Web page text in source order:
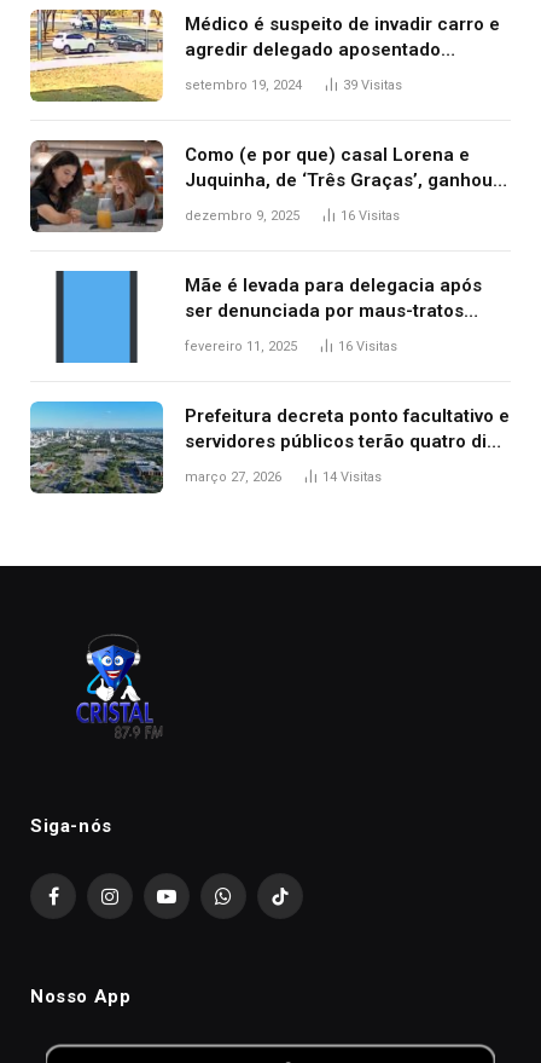
Médico é suspeito de invadir carro e
agredir delegado aposentado
durante confusão no trânsito
setembro 19, 2024 39 Visitas
Como (e por que) casal Lorena e
Juquinha, de ‘Três Graças’, ganhou
repercussão internacional
dezembro 9, 2025 16 Visitas
Mãe é levada para delegacia após
ser denunciada por maus-tratos
contra dois filhos, diz polícia
fevereiro 11, 2025 16 Visitas
Prefeitura decreta ponto facultativo e
servidores públicos terão quatro dias
de folga na Semana Santa
março 27, 2026 14 Visitas
Siga-nós
FacebookInstagramYouTubeWhatsAppTikTok
Nosso App